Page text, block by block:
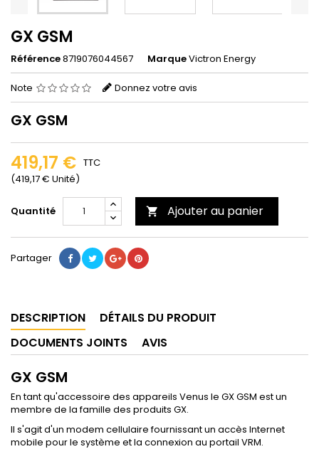
GX GSM
Référence8719076044567 MarqueVictron Energy
Note Donnez votre avis
GX GSM
419,17 €
(419,17 € Unité)
TTC
Quantité  Ajouter au panier
Partager
DESCRIPTION
DÉTAILS DU PRODUIT
DOCUMENTS JOINTS
AVIS
GX GSM
En tant qu'accessoire des appareils Venus le GX GSM est un
membre de la famille des produits GX.
Il s'agit d'un modem cellulaire fournissant un accès Internet
mobile pour le système et la connexion au portail VRM.